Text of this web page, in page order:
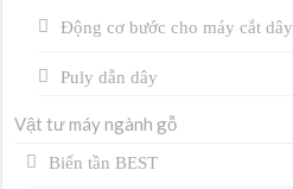
Động cơ bước cho máy cắt dây
Puly dẫn dây
Vật tư máy ngành gỗ
Biến tần BEST